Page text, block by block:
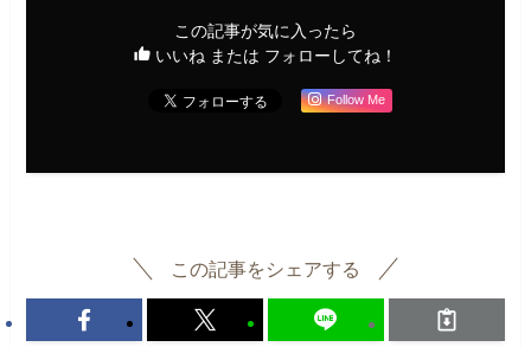
この記事が気に入ったら
いいね または フォローしてね！
Follow Me
この記事をシェアする